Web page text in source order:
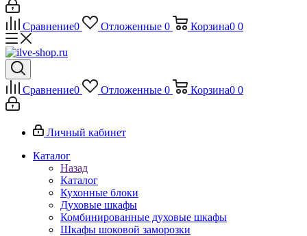
Сравнение0 Отложенные 0 Корзина0 0
Сравнение0 Отложенные 0 Корзина0 0
Личный кабинет
Каталог
Назад
Каталог
Кухонные блоки
Духовые шкафы
Комбинированные духовые шкафы
Шкафы шоковой заморозки